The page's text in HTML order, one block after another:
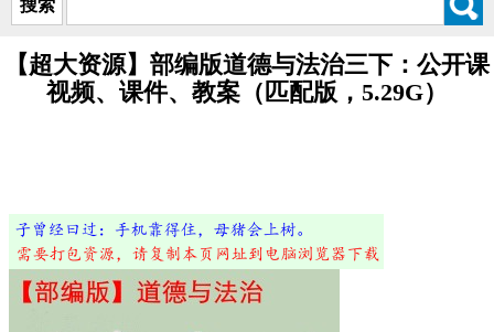
搜索
【超大资源】部编版道德与法治三下：公开课
视频、课件、教案（匹配版，5.29G）